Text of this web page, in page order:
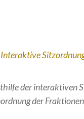
Interaktive
der interaktiven
der